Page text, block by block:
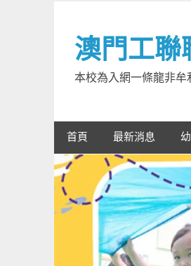
content澳門工聯
本校為入網一條龍非牟
首頁 最新消息